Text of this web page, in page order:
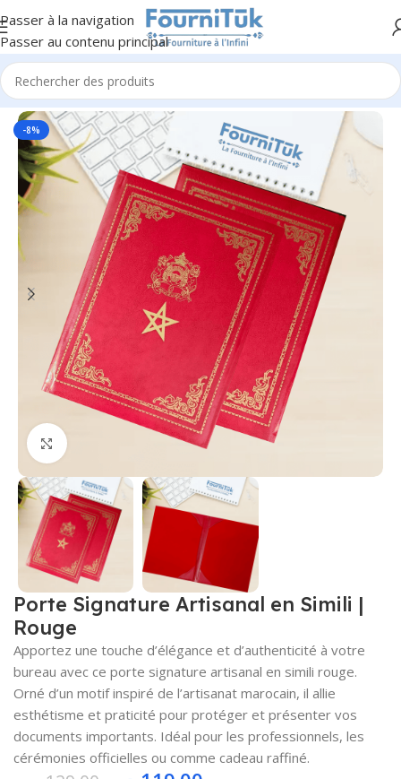
Passer à la navigation
Passer au contenu principal
Accueil/Fourniture de Bureau/Porte Documents
-8%
Cliquez pour agrandir
Porte Signature Artisanal en Simili |
Rouge
Apportez une touche d’élégance et d’authenticité à votre
bureau avec ce porte signature artisanal en simili rouge.
Orné d’un motif inspiré de l’artisanat marocain, il allie
esthétisme et praticité pour protéger et présenter vos
documents importants. Idéal pour les professionnels, les
cérémonies officielles ou comme cadeau raffiné.